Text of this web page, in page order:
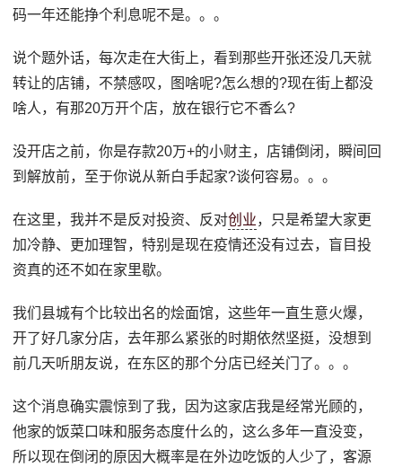
码一年还能挣个利息呢不是。。。
说个题外话，每次走在大街上，看到那些开张还没几天就
转让的店铺，不禁感叹，图啥呢?怎么想的?现在街上都没
啥人，有那20万开个店，放在银行它不香么?
没开店之前，你是存款20万+的小财主，店铺倒闭，瞬间回
到解放前，至于你说从新白手起家?谈何容易。。。
在这里，我并不是反对投资、反对创业，只是希望大家更
加冷静、更加理智，特别是现在疫情还没有过去，盲目投
资真的还不如在家里歇。
我们县城有个比较出名的烩面馆，这些年一直生意火爆，
开了好几家分店，去年那么紧张的时期依然坚挺，没想到
前几天听朋友说，在东区的那个分店已经关门了。。。
这个消息确实震惊到了我，因为这家店我是经常光顾的，
他家的饭菜口味和服务态度什么的，这么多年一直没变，
所以现在倒闭的原因大概率是在外边吃饭的人少了，客源